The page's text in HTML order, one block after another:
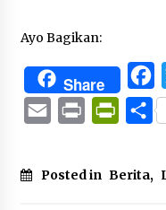
Ayo Bagikan:
Share
Email Print
Posted in Berita,